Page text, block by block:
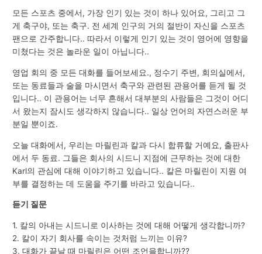
모든 스포츠 중에서, 가장 인기 있는 것이 하나 있어요, 그리고 그
게 축구야, 또는 축구. 전 세계 인구의 거의 절반이 자신을 스포츠
팬으로 간주합니다.. 따라서 이렇게 인기 있는 것이 영어에 영향을
미쳤다는 것은 놀라운 일이 아닙니다..
영업 회의 중 모든 대화를 들어보세요., 정수기 주변, 회의실에서,
또는 동료들과 술을 마시면서 축구와 관련된 관용어를 듣게 될 것
입니다.. 이 관용어는 너무 흔해서 대부분의 사람들은 그것이 어디
서 왔는지 잠시도 생각하지 않습니다.. 일상 언어의 자연스러운 부
분일 뿐이죠.
오늘 대화에서, 우리는 마릴린과 칼과 다시 합류할 거예요, 출판사
에서 두 동료. 그들은 회사의 시드니 지점에 근무하는 것에 대한
Karl의 관심에 대해 이야기하고 있습니다.. 칼은 마릴린이 지원 여
부를 결정하는 데 도움을 주기를 바라고 있습니다..
듣기 질문
1. 칼의 아내는 시드니로 이사하는 것에 대해 어떻게 생각합니까?
2. 칼이 자기 회사를 속이는 것처럼 느끼는 이유?
3. 대화가 끝날 때 마릴린은 어떤 조언을합니까??